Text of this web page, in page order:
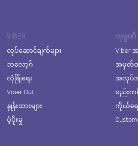
VIBER
လုပ်ဆောင်ချက်များ
ဘလော့ဂ်
လုံခြုံရေး
Viber Out
နှုန်းထားများ
ပံ့ပိုးမှု
ကုမ္ပဏီ
Viber
အမှတ်
အလုပ်အ
စည်းကမ်
ကိုယ်ရေ